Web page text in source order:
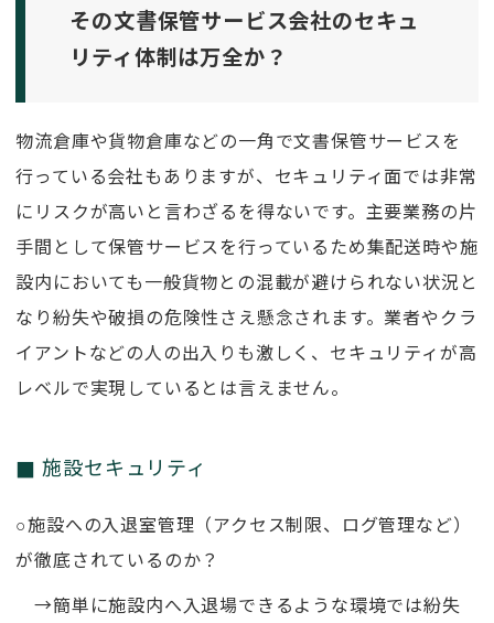
その文書保管サービス会社のセキュ
リティ体制は万全か？
物流倉庫や貨物倉庫などの一角で文書保管サービスを
行っている会社もありますが、セキュリティ面では非常
にリスクが高いと言わざるを得ないです。主要業務の片
手間として保管サービスを行っているため集配送時や施
設内においても一般貨物との混載が避けられない状況と
なり紛失や破損の危険性さえ懸念されます。業者やクラ
イアントなどの人の出入りも激しく、セキュリティが高
レベルで実現しているとは言えません。
施設セキュリティ
○施設への入退室管理（アクセス制限、ログ管理など）
が徹底されているのか？
→簡単に施設内へ入退場できるような環境では紛失